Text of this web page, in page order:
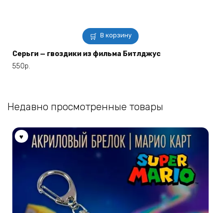
В корзину
Серьги — гвоздики из фильма Битлджус
550р.
Недавно просмотренные товары